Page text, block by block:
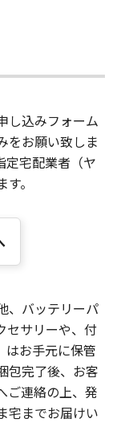
し込みフォーム
をお願い致しま
定宅配業者（ヤ
。
、バッテリーパ
セサリーや、付
はお手元に保管
包完了後、お客
ご連絡の上、発
宅までお届けい